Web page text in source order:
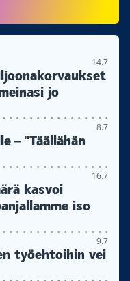
14.7
jo
8.7
– "Täällähän
16.7
kasvoi
iso
9.7
työehtoihin vei